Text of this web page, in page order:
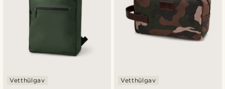
Vetthülgav Vetthülgav